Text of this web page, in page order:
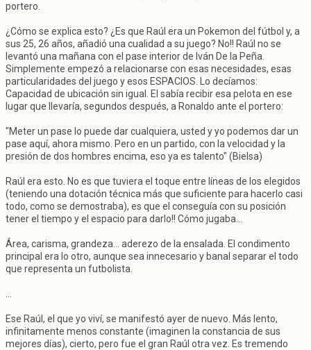
portero.
¿Cómo se explica esto? ¿Es que Raúl era un Pokemon del fútbol y, a
sus 25, 26 años, añadió una cualidad a su juego? No!! Raúl no se
levantó una mañana con el pase interior de Iván De la Peña.
Simplemente empezó a relacionarse con esas necesidades, esas
particularidades del juego y esos ESPACIOS. Lo decíamos:
Capacidad de ubicación sin igual. El sabía recibir esa pelota en ese
lugar que llevaría, segundos después, a Ronaldo ante el portero:
"Meter un pase lo puede dar cualquiera, usted y yo podemos dar un
pase aquí, ahora mismo. Pero en un partido, con la velocidad y la
presión de dos hombres encima, eso ya es talento" (Bielsa)
Raúl era esto. No es que tuviera el toque entre líneas de los elegidos
(teniendo una dotación técnica más que suficiente para hacerlo casi
todo, como se demostraba), es que el conseguía con su posición
tener el tiempo y el espacio para darlo!! Cómo jugaba...
Área, carisma, grandeza... aderezo de la ensalada. El condimento
principal era lo otro, aunque sea innecesario y banal separar el todo
que representa un futbolista.
Ese Raúl, el que yo viví, se manifestó ayer de nuevo. Más lento,
infinitamente menos constante (imaginen la constancia de sus
mejores días), cierto, pero fue el gran Raúl otra vez. Es tremendo